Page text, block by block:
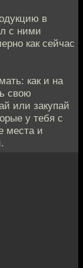
в
с ними
как сейчас
как и на
свою
или закупай
у тебя с
места и